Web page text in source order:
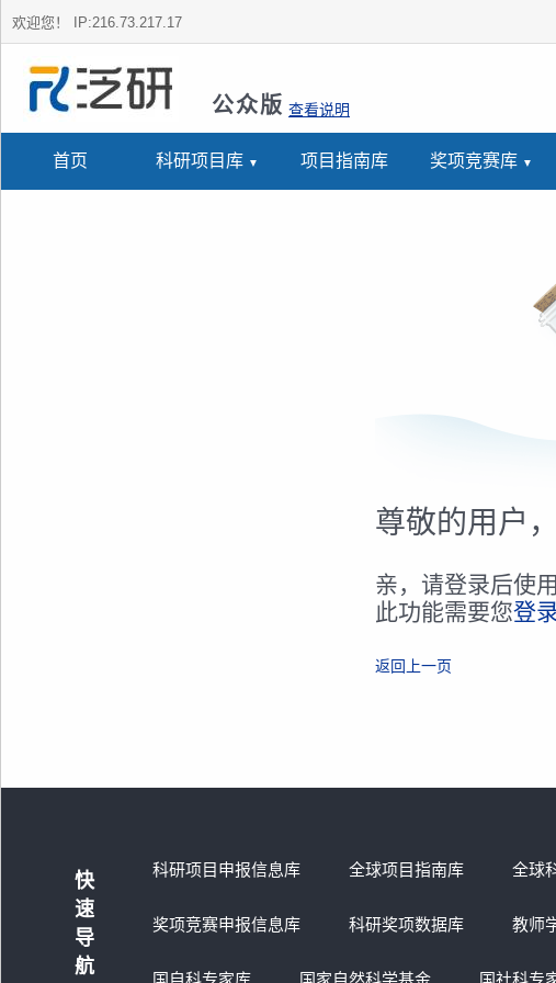
欢迎您！ IP:216.73.217.17
公众版 查看说明
首页 科研项目库 项目指南库 奖项竞赛库
尊敬的用户
亲，请登录后使用
此功能需要您登
返回上一页
快
速
导
航
科研项目申报信息库 全球项目指南库 全球
奖项竞赛申报信息库 科研奖项数据库 教师
国自科专家库 国家自然科学基金 国社科专